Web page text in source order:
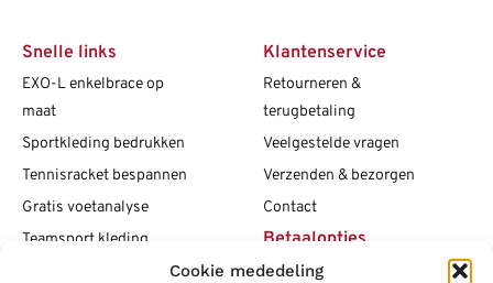
Cookie mededeling
Snelle links
EXO-L enkelbrace op
maat
Sportkleding bedrukken
Tennisracket bespannen
Gratis voetanalyse
Teamsport kleding
Klantenservice
Retourneren &
terugbetaling
Veelgestelde vragen
Verzenden & bezorgen
Contact
Betaalopties